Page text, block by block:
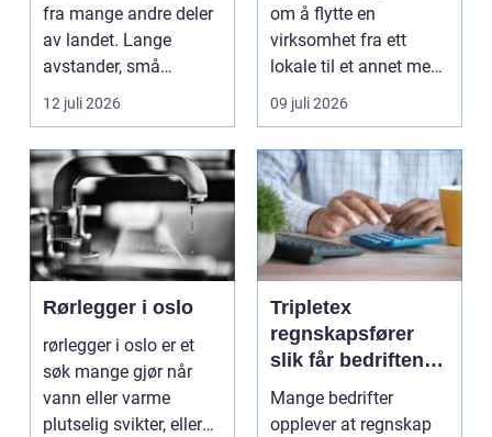
fra mange andre deler
av landet. Lange
avstander, små
lokalsamfunn, sterk
tilkn...
12 juli 2026
om å flytte en
virksomhet fra ett
lokale til et annet med
minst mulig...
09 juli 2026
Rørlegger i oslo
rørlegger i oslo er et
søk mange gjør når
vann eller varme
plutselig svikter, eller
Tripletex
regnskapsfører
slik får bedriften
mer ut av
regnskapet
Mange bedrifter
opplever at regnskap